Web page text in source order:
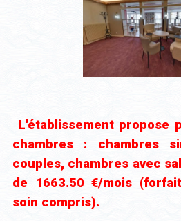
L'établissement propose
chambres : chambres
couples, chambres avec
de 1663.50 €/mois
soin compris).